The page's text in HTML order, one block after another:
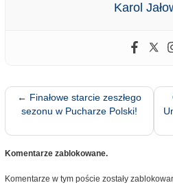
Karol
← Finałowe starcie zeszłego
sezonu w Pucharze Polski!
Komentarze zablokowane.
Komentarze w tym poście zostały